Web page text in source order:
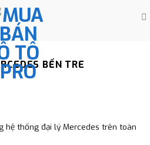
BẾN TRE
hệ thống đại lý Mercedes trên toàn